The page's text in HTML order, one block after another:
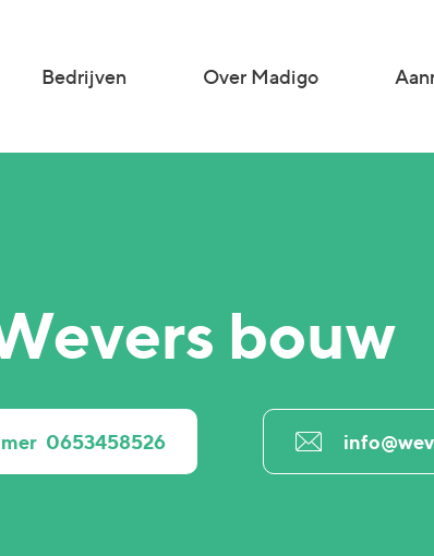
Bedrijven Over Madigo
bouw
0653458526